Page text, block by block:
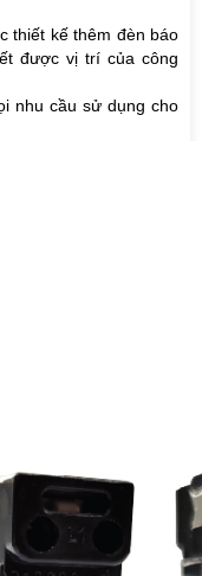
thiết kế thêm đèn báo
được vị trí của công
nhu cầu sử dụng cho